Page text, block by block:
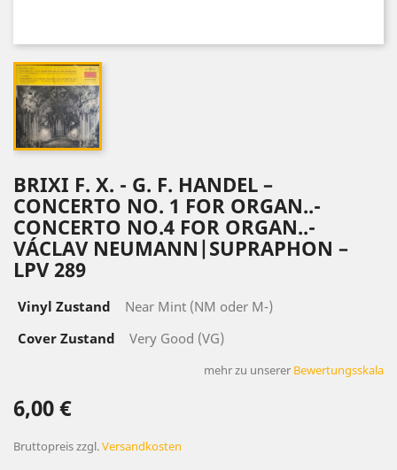
BRIXI F. X. - G. F. HANDEL –
CONCERTO NO. 1 FOR ORGAN..-
CONCERTO NO.4 FOR ORGAN..-
VÁCLAV NEUMANN|SUPRAPHON ‎–
LPV 289
Vinyl Zustand
Near Mint (NM oder M-)
Cover Zustand
Very Good (VG)
mehr zu unserer Bewertungsskala
6,00 €
Bruttopreiszzgl.Versandkosten